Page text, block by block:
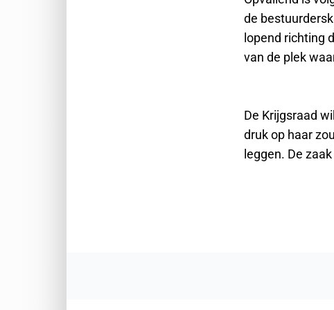
de
lopend richting
van de plek
De Krijgsraad
druk op haar
leggen. De